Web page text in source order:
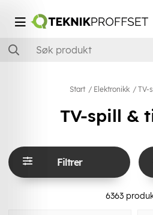
Start Elektronikk TV-
TV-spill &
Filtrer
6363